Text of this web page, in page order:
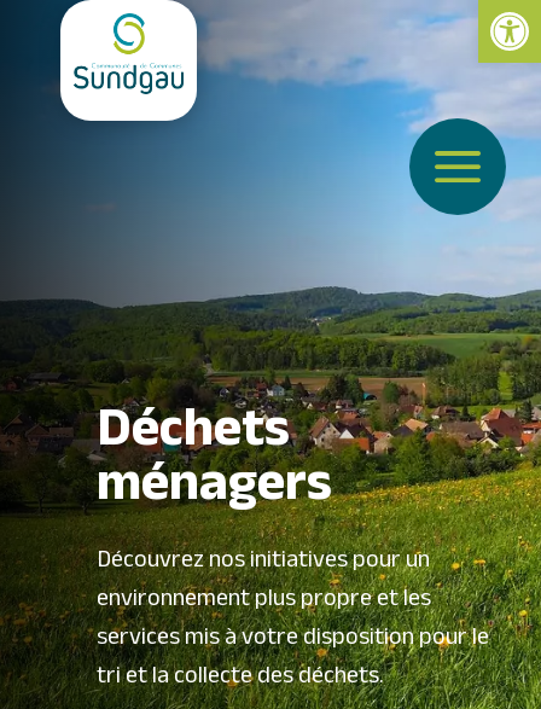
a
Déchets
ménagers
Découvrez nos initiatives pour un
environnement plus propre et les
services mis à votre disposition pour le
tri et la collecte des déchets.